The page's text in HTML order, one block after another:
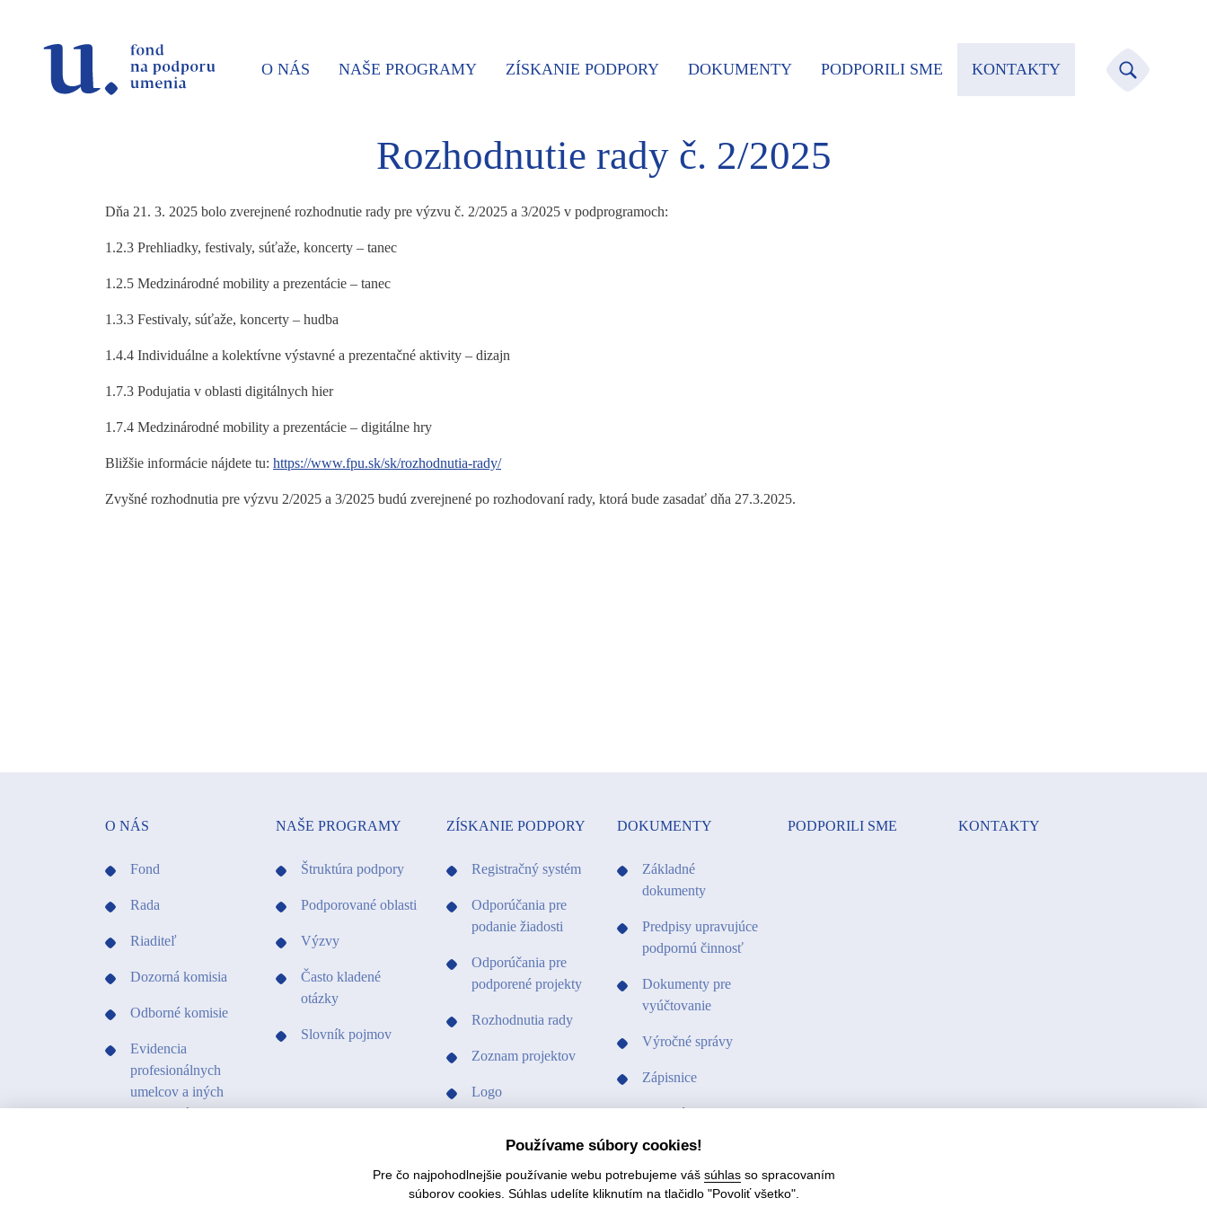
O NÁS NAŠE PROGRAMY ZÍSKANIE PODPORY DOKUMENTY PODPORILI SME KONTAKTY
Rozhodnutie rady č. 2/2025
Dňa 21. 3. 2025 bolo zverejnené rozhodnutie rady pre výzvu č. 2/2025 a 3/2025 v podprogramoch:
1.2.3 Prehliadky, festivaly, súťaže, koncerty – tanec
1.2.5 Medzinárodné mobility a prezentácie – tanec
1.3.3 Festivaly, súťaže, koncerty – hudba
1.4.4 Individuálne a kolektívne výstavné a prezentačné aktivity – dizajn
1.7.3 Podujatia v oblasti digitálnych hier
1.7.4 Medzinárodné mobility a prezentácie – digitálne hry
Bližšie informácie nájdete tu: https://www.fpu.sk/sk/rozhodnutia-rady/
Zvyšné rozhodnutia pre výzvu 2/2025 a 3/2025 budú zverejnené po rozhodovaní rady, ktorá bude zasadať dňa 27.3.2025.
O NÁS
Fond
Rada
Riaditeľ
Dozorná komisia
Odborné komisie
Evidencia
profesionálnych
umelcov a iných
profesionálov v
NAŠE PROGRAMY
Štruktúra podpory
Podporované oblasti
Výzvy
Často kladené
otázky
Slovník pojmov
ZÍSKANIE PODPORY
Registračný systém
Odporúčania pre
podanie žiadosti
Odporúčania pre
podporené projekty
Rozhodnutia rady
Zoznam projektov
Logo
DOKUMENTY
Základné
dokumenty
Predpisy upravujúce
podpornú činnosť
Dokumenty pre
vyúčtovanie
Výročné správy
Zápisnice
Ostatné dokumenty
Vzory a tlačivá
Hospodárenie fondu
PODPORILI SME KONTAKTY
Používame súbory cookies!
Pre čo najpohodlnejšie používanie webu potrebujeme váš súhlasso spracovaním
súborov cookies. Súhlas udelíte kliknutím na tlačidlo "Povoliť všetko".